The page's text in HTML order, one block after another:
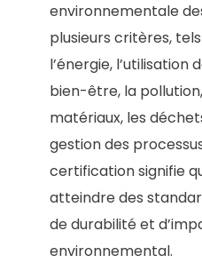
environnementale
plusieurs critères,
l’énergie, l’utilisation
bien-être, la
matériaux, les
gestion des
certification signifie
atteindre des
de durabilité et
environnemental.